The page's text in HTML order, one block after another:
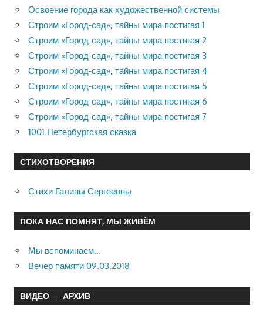
Освоение города как художественной системы
Строим «Город-сад», тайны мира постигая 1
Строим «Город-сад», тайны мира постигая 2
Строим «Город-сад», тайны мира постигая 3
Строим «Город-сад», тайны мира постигая 4
Строим «Город-сад», тайны мира постигая 5
Строим «Город-сад», тайны мира постигая 6
Строим «Город-сад», тайны мира постигая 7
1001 Петербургская сказка
СТИХОТВОРЕНИЯ
Стихи Галины Сергеевны
ПОКА НАС ПОМНЯТ, МЫ ЖИВЁМ
Мы вспоминаем…
Вечер памяти 09.03.2018
ВИДЕО — АРХИВ